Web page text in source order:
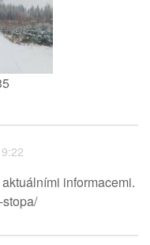
informacemi.